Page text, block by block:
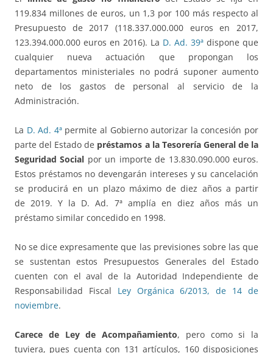
119.834 millones de euros, un 1,3 por 100 más respecto al
Presupuesto de 2017 (118.337.000.000 euros en 2017,
123.394.000.000 euros en 2016). La D. Ad. 39ª dispone que
cualquier nueva actuación que propongan los
departamentos ministeriales no podrá suponer aumento
neto de los gastos de personal al servicio de la
Administración.
La D. Ad. 4ªpermite al Gobierno autorizar la concesión por
parte del Estado de préstamos a la Tesorería General de la
Seguridad Social por un importe de 13.830.090.000 euros.
Estos préstamos no devengarán intereses y su cancelación
se producirá en un plazo máximo de diez años a partir
de 2019. Y la D. Ad. 7ª amplía en diez años más un
préstamo similar concedido en 1998.
No se dice expresamente que las previsiones sobre las que
se sustentan estos Presupuestos Generales del Estado
cuenten con el aval de la Autoridad Independiente de
Responsabilidad Fiscal Ley Orgánica 6/2013, de 14 de
noviembre.
Carece de Ley de Acompañamiento, pero como si la
tuviera, pues cuenta con 131 artículos, 160 disposiciones